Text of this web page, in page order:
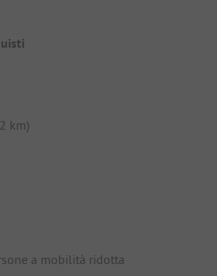
km)
a mobilità ridotta